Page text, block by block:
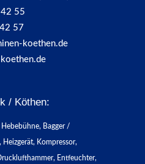
55
57
koethen.de
/ Köthen:
Bagger /
Kompressor,
Entfeuchter,